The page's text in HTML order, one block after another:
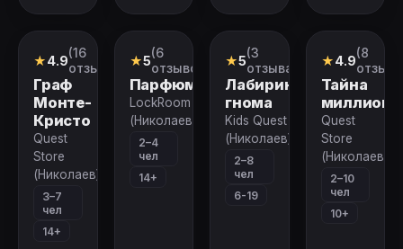
Перформанс
★4.9(16
отзывов)
Граф
Монте-
Кристо
Quest
Store
(Николаев)
3–7
чел
14+
Квест
★5(6
отзывов)
Парфюмер
LockRoom
(Николаев)
2–4
чел
14+
Квест
★5(3
отзыва)
Лабиринт
гнома
Kids Quest
(Николаев)
2–8
чел
6-19
Квест
★4.9(8
Тайна
Quest
Store
(Николаев)
2–10
чел
10+